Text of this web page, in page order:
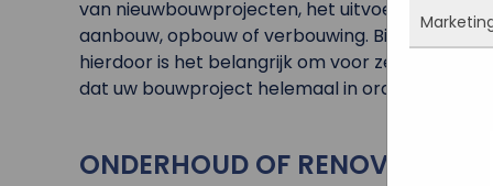
van nieuwbouwprojecten, het uitvoeren van
aanbouw, opbouw of verbouwing. Bij een
hierdoor is het belangrijk om voor zekerheid te
dat uw bouwproject helemaal in orde komt!
ONDERHOUD OF RENOVATIE IN
maar
deze
uw
Deze
heen
wordt
je